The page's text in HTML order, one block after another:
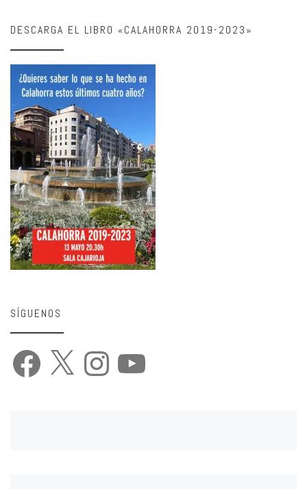
DESCARGA EL LIBRO «CALAHORRA 2019-2023»
SÍGUENOS
Facebook Instagram YouTube